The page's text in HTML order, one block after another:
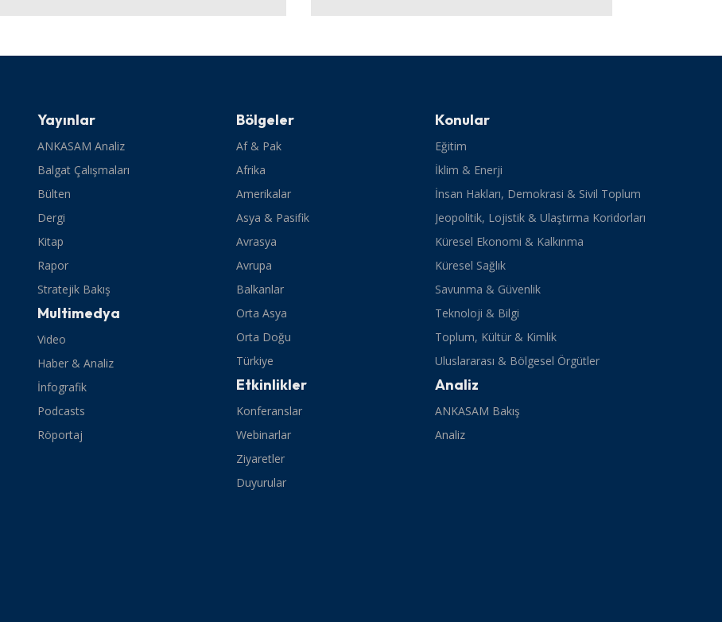
Yayınlar
ANKASAM Analiz
Balgat Çalışmaları
Bülten
Dergi
Kitap
Rapor
Stratejik Bakış
Multimedya
Video
Haber & Analiz
İnfografik
Podcasts
Röportaj
Bölgeler
Af & Pak
Afrika
Amerikalar
Asya & Pasifik
Avrasya
Avrupa
Balkanlar
Orta Asya
Orta Doğu
Türkiye
Etkinlikler
Konferanslar
Webinarlar
Ziyaretler
Duyurular
Konular
Eğitim
İklim & Enerji
İnsan Hakları, Demokrasi & Sivil Toplum
Jeopolitik, Lojistik & Ulaştırma Koridorları
Küresel Ekonomi & Kalkınma
Küresel Sağlık
Savunma & Güvenlik
Teknoloji & Bilgi
Toplum, Kültür & Kimlik
Uluslararası & Bölgesel Örgütler
Analiz
ANKASAM Bakış
Analiz